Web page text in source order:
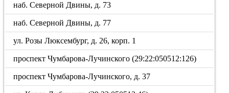
наб. Северной Двины, д. 73
наб. Северной Двины, д. 77
ул. Розы Люксембург, д. 26, корп. 1
проспект Чумбарова-Лучинского (29:22:050512:126)
проспект Чумбарова-Лучинского, д. 37